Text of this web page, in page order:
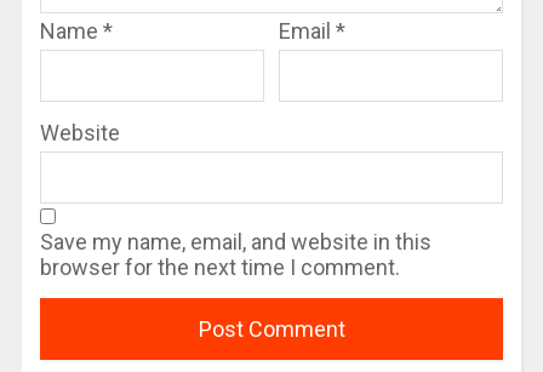
Name * Email *
Website
Save my name, email, and website in this
browser for the next time I comment.